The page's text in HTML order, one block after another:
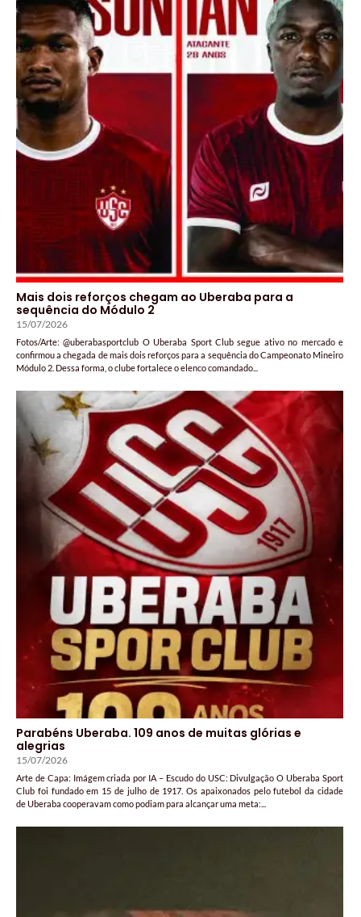
Mais dois reforços chegam ao Uberaba para a
sequência do Módulo 2
15/07/2026
Fotos/Arte: @uberabasportclub O Uberaba Sport Club segue ativo no mercado e
confirmou a chegada de mais dois reforços para a sequência do Campeonato Mineiro
Módulo 2. Dessa forma, o clube fortalece o elenco comandado...
Parabéns Uberaba. 109 anos de muitas glórias e
alegrias
15/07/2026
Arte de Capa: Imágem criada por IA – Escudo do USC: Divulgação O Uberaba Sport
Club foi fundado em 15 de julho de 1917. Os apaixonados pelo futebol da cidade
de Uberaba cooperavam como podiam para alcançar uma meta:...